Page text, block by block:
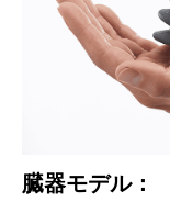
臓器モデル：